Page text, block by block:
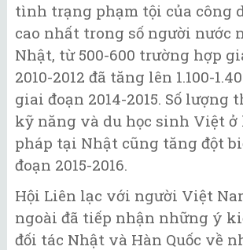
tình trạng phạm tội của công
cao nhất trong số người nước
Nhật, từ 500-600 trường hợp
2010-2012 đã tăng lên 1.100-
giai đoạn 2014-2015. Số lượng
kỹ năng và du học sinh Việt ở
pháp tại Nhật cũng tăng đột
đoạn 2015-2016.
Hội Liên lạc với người Việt
ngoài đã tiếp nhận những ý
đối tác Nhật và Hàn Quốc về